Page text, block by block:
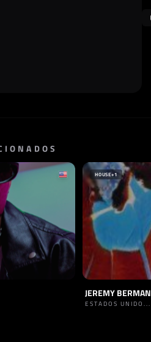
HOUSE+1
JEREMY BERMAN
ESTADOS UNIDO...